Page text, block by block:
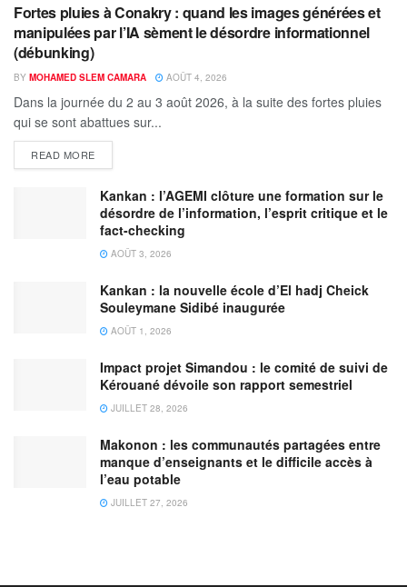
Fortes pluies à Conakry : quand les images générées et
manipulées par l’IA sèment le désordre informationnel
(débunking)
BY MOHAMED SLEM CAMARA AOÛT 4, 2026
Dans la journée du 2 au 3 août 2026, à la suite des fortes pluies
qui se sont abattues sur...
READ MORE
Kankan : l’AGEMI clôture une formation sur le
désordre de l’information, l’esprit critique et le
fact-checking
AOÛT 3, 2026
Kankan : la nouvelle école d’El hadj Cheick
Souleymane Sidibé inaugurée
AOÛT 1, 2026
Impact projet Simandou : le comité de suivi de
Kérouané dévoile son rapport semestriel
JUILLET 28, 2026
Makonon : les communautés partagées entre
manque d’enseignants et le difficile accès à
l’eau potable
JUILLET 27, 2026